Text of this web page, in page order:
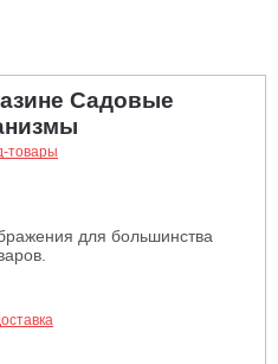
Садовые
для большинства